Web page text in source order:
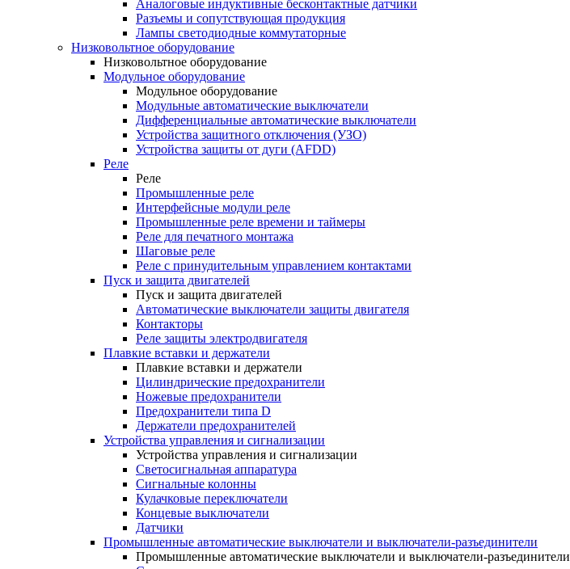
Аналоговые индуктивные бесконтактные датчики
Разъемы и сопутствующая продукция
Лампы светодиодные коммутаторные
Низковольтное оборудование
Низковольтное оборудование
Модульное оборудование
Модульное оборудование
Модульные автоматические выключатели
Дифференциальные автоматические выключатели
Устройства защитного отключения (УЗО)
Устройства защиты от дуги (AFDD)
Реле
Реле
Промышленные реле
Интерфейсные модули реле
Промышленные реле времени и таймеры
Реле для печатного монтажа
Шаговые реле
Реле с принудительным управлением контактами
Пуск и защита двигателей
Пуск и защита двигателей
Автоматические выключатели защиты двигателя
Контакторы
Реле защиты электродвигателя
Плавкие вставки и держатели
Плавкие вставки и держатели
Цилиндрические предохранители
Ножевые предохранители
Предохранители типа D
Держатели предохранителей
Устройства управления и сигнализации
Устройства управления и сигнализации
Светосигнальная аппаратура
Сигнальные колонны
Кулачковые переключатели
Концевые выключатели
Датчики
Промышленные автоматические выключатели и выключатели-разъединители
Промышленные автоматические выключатели и выключатели-разъединители